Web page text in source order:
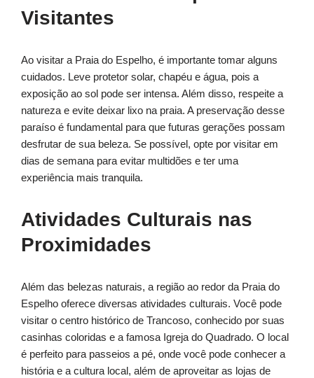
Visitantes
Ao visitar a Praia do Espelho, é importante tomar alguns
cuidados. Leve protetor solar, chapéu e água, pois a
exposição ao sol pode ser intensa. Além disso, respeite a
natureza e evite deixar lixo na praia. A preservação desse
paraíso é fundamental para que futuras gerações possam
desfrutar de sua beleza. Se possível, opte por visitar em
dias de semana para evitar multidões e ter uma
experiência mais tranquila.
Atividades Culturais nas
Proximidades
Além das belezas naturais, a região ao redor da Praia do
Espelho oferece diversas atividades culturais. Você pode
visitar o centro histórico de Trancoso, conhecido por suas
casinhas coloridas e a famosa Igreja do Quadrado. O local
é perfeito para passeios a pé, onde você pode conhecer a
história e a cultura local, além de aproveitar as lojas de